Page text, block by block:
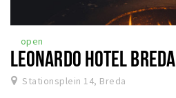
open
LEONARDO HOTEL BREDA
Stationsplein 14, Breda